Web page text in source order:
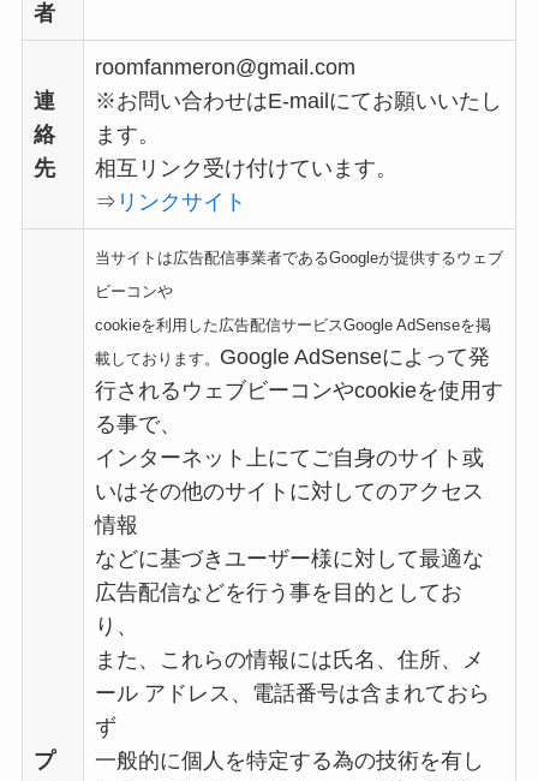
者
連
絡
先
roomfanmeron@gmail.com
※お問い合わせはE-mailにてお願いいたし
ます。
相互リンク受け付けています。
⇒ リンクサイト
プ
当サイトは広告配信事業者であるGoogleが提供するウェブ
ビーコンや
cookieを利用した広告配信サービスGoogle AdSenseを掲
載しております。 Google AdSenseによって発
行されるウェブビーコンやcookieを使用す
る事で、
インターネット上にてご自身のサイト或
いはその他のサイトに対してのアクセス
情報
などに基づきユーザー様に対して最適な
広告配信などを行う事を目的としてお
り、
また、これらの情報には氏名、住所、メ
ール アドレス、電話番号は含まれておら
ず
一般的に個人を特定する為の技術を有し